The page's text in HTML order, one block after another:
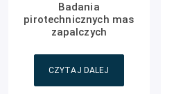
Badania
pirotechnicznych mas
zapalczych
CZYTAJ DALEJ